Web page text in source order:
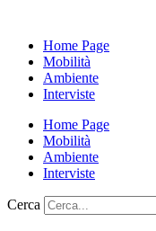
Home Page
Mobilità
Ambiente
Interviste
Home Page
Mobilità
Ambiente
Interviste
Cerca